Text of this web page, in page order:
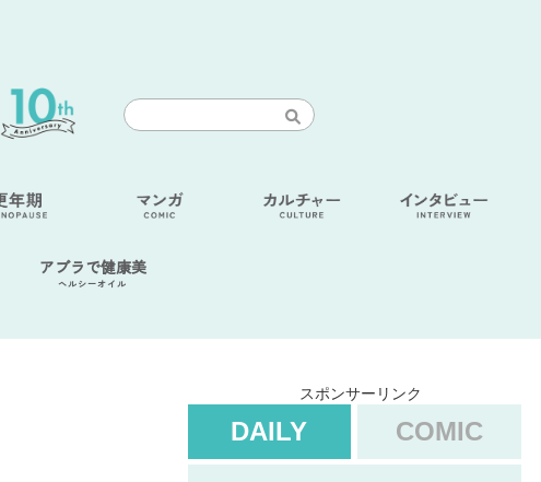
アブラで健康美
ヘルシーオイル
スポンサーリンク
DAILY COMIC